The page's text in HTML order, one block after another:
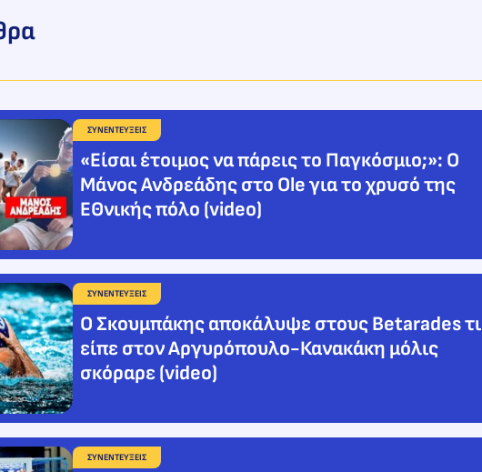
ΣΥΝΕΝΤΕΥΞΕΙΣ
«Είσαι έτοιμος να πάρεις το Παγκόσμιο;»: Ο
Μάνος Ανδρεάδης στο Ole για το χρυσό της
ΕΘνικής πόλο (video)
ΣΥΝΕΝΤΕΥΞΕΙΣ
Ο Σκουμπάκης αποκάλυψε στους Betarades τι
είπε στον Αργυρόπουλο-Κανακάκη μόλις
σκόραρε (video)
ΣΥΝΕΝΤΕΥΞΕΙΣ